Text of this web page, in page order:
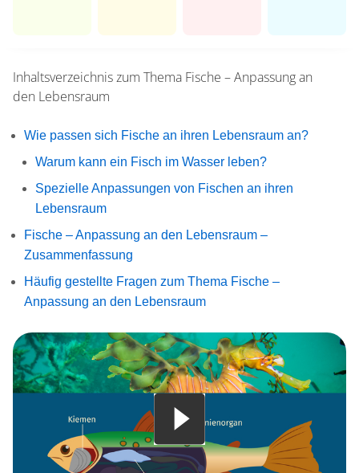
Inhaltsverzeichnis zum Thema Fische – Anpassung an
den Lebensraum
Wie passen sich Fische an ihren Lebensraum an?
Warum kann ein Fisch im Wasser leben?
Spezielle Anpassungen von Fischen an ihren
Lebensraum
Fische – Anpassung an den Lebensraum –
Zusammenfassung
Häufig gestellte Fragen zum Thema Fische –
Anpassung an den Lebensraum